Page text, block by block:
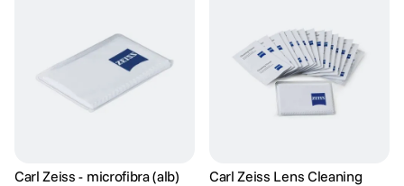
Carl Zeiss - microfibra (alb)
Carl Zeiss Lens Cleaning